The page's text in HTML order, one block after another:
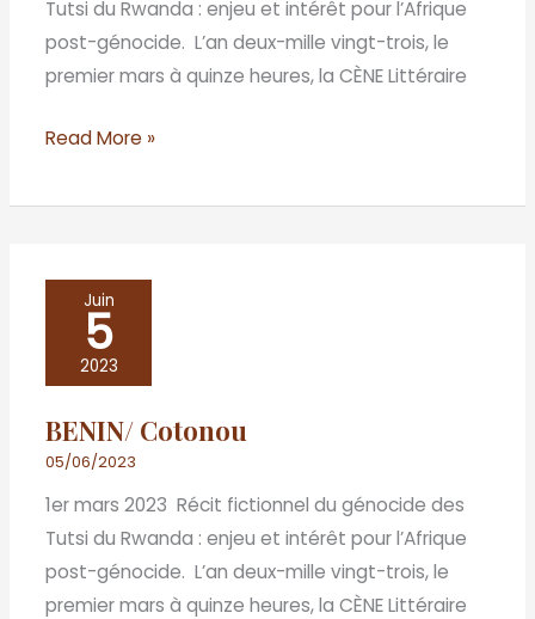
Tutsi du Rwanda : enjeu et intérêt pour l’Afrique
post-génocide. L’an deux-mille vingt-trois, le
premier mars à quinze heures, la CÈNE Littéraire
Read More »
Juin
5
2023
BENIN/ Cotonou
05/06/2023
1er mars 2023 Récit fictionnel du génocide des
Tutsi du Rwanda : enjeu et intérêt pour l’Afrique
post-génocide. L’an deux-mille vingt-trois, le
premier mars à quinze heures, la CÈNE Littéraire
BENIN/
Cotonou